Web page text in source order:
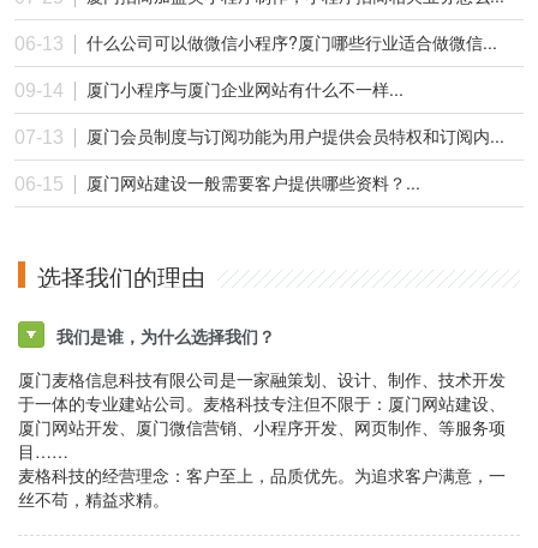
06-13 什么公司可以做微信小程序?厦门哪些行业适合做微信...
09-14 厦门小程序与厦门企业网站有什么不一样...
07-13 厦门会员制度与订阅功能为用户提供会员特权和订阅内...
06-15 厦门网站建设一般需要客户提供哪些资料？...
选择我们的理由
我们是谁，为什么选择我们？
厦门麦格信息科技有限公司是一家融策划、设计、制作、技术开发
于一体的专业建站公司。麦格科技专注但不限于：厦门网站建设、
厦门网站开发、厦门微信营销、小程序开发、网页制作、等服务项
目……
麦格科技的经营理念：客户至上，品质优先。为追求客户满意，一
丝不苟，精益求精。